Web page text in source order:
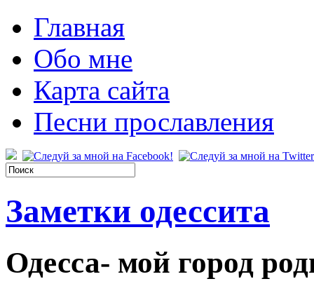
Главная
Обо мне
Карта сайта
Песни прославления
Заметки одессита
Одесса- мой город